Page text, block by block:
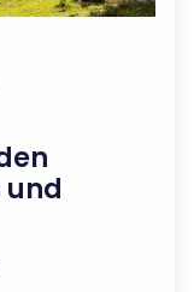
und